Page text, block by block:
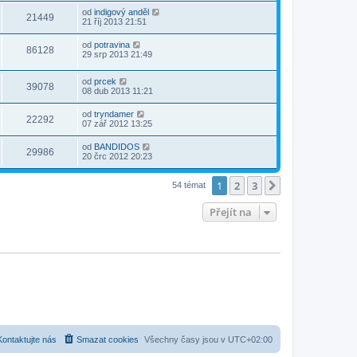
21449 od indigový anděl
21 říj 2013 21:51
86128 od potravina
29 srp 2013 21:49
39078 od prcek
08 dub 2013 11:21
22292 od tryndamer
07 zář 2012 13:25
29986 od BANDIDOS
20 črc 2012 20:23
54 témat 1 2 3
Přejít na
Všechny časy jsou v UTC+02:00
Smazat cookies
nás